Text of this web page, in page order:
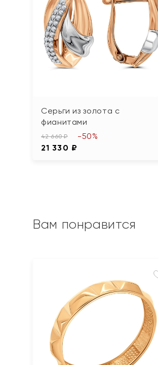
Серьги из золота с
фианитами
42 660 ₽
21 330 ₽
-50%
Вам понравится